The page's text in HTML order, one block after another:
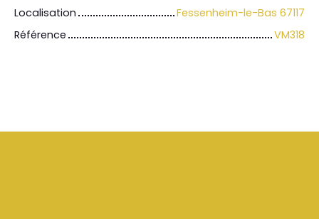
Localisation
Fessenheim-le-Bas 67117
Référence
VM318